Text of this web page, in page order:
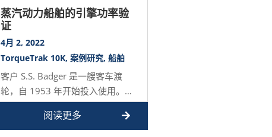
蒸汽动力船舶的引擎功率验
证
4月 2, 2022
TorqueTrak 10K,案例研究,船舶
客户 S.S. Badger 是一艘客车渡
轮，自 1953 年开始投入使用。目
前，它穿梭于威斯康星州马尼托瓦
阅读更多